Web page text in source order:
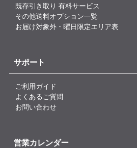
既存引き取り 有料サービス
その他送料オプション一覧
お届け対象外・曜日限定エリア表
サポート
ご利用ガイド
よくあるご質問
お問い合わせ
営業カレンダー